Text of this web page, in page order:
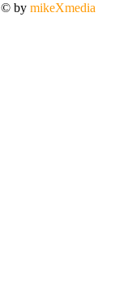
© by mikeXmedia